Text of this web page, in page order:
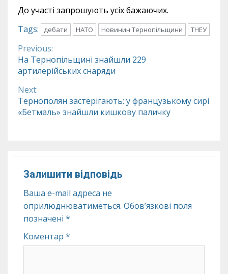
До участі запрошують усіх бажаючих.
Tags:
дебати НАТО Новинин Тернопільщини ТНЕУ
Continue
Reading
Previous:
На Тернопільщині знайшли 229
артилерійських снаряди
Next:
Тернополян застерігають: у французькому сирі
«Бетмаль» знайшли кишкову паличку
Залишити відповідь
Ваша e-mail адреса не
оприлюднюватиметься. Обов’язкові поля
позначені *
Коментар *